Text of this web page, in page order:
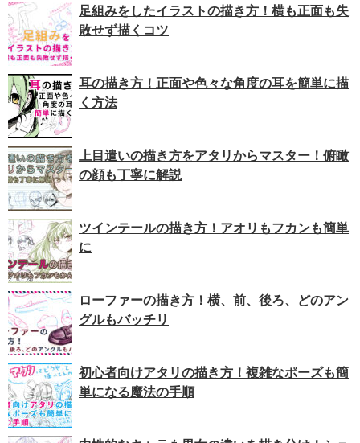
足組みをしたイラストの描き方！横も正面も失
敗せず描くコツ
耳の描き方！正面や色々な角度の耳を簡単に描
く方法
上目遣いの描き方をアタリからマスター！俯瞰
の顔も丁寧に解説
ツインテールの描き方！アオリもフカンも簡単
に
ローファーの描き方！横、前、後ろ、どのアン
グルもバッチリ
初心者向けアタリの描き方！複雑なポーズも簡
単になる魔法の手順